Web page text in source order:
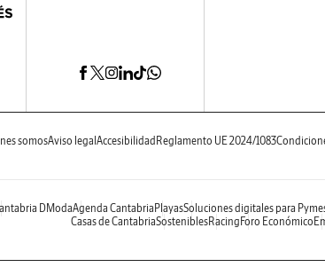
somosAviso legal Accesibilidad Reglamento UE 2024/1083
DModaAgenda Cantabria PlayasSoluciones digitales para
Casas de CantabriaSosteniblesRacing Foro Económico